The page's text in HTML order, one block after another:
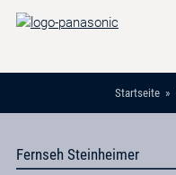
Startseite
Fernseh Steinheimer